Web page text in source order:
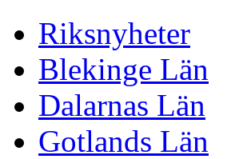
Riksnyheter
Blekinge Län
Dalarnas Län
Gotlands Län